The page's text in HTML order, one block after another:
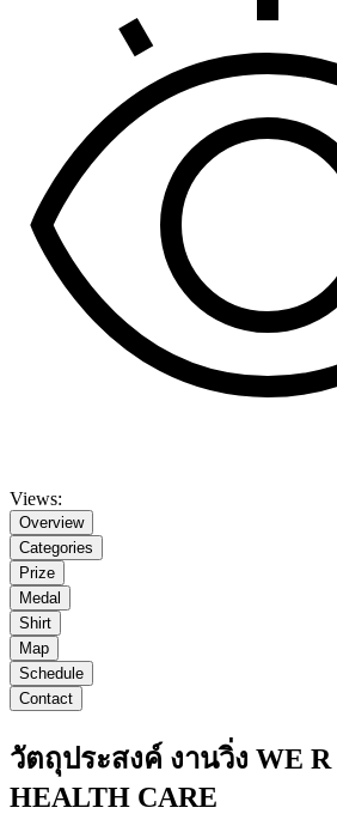
Views:
Overview
Categories
Prize
Medal
Shirt
Map
Schedule
Contact
วัตถุประสงค์ งานวิ่ง WE R
HEALTH CARE